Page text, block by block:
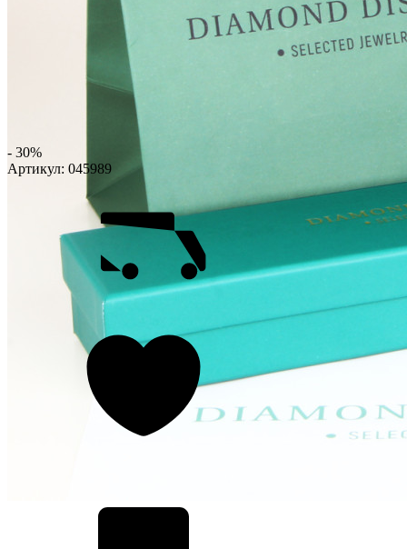
- 30%
Артикул: 045989